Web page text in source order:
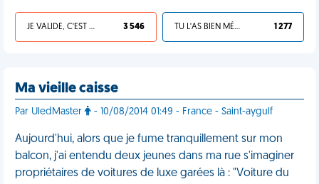
JE VALIDE, C'EST UNE VDM 3 546 TU L'AS BIEN MÉRITÉ 1 277
Ma vieille caisse
Par UledMaster - 10/08/2014 01:49 - France - Saint-aygulf
Aujourd'hui, alors que je fume tranquillement sur mon
balcon, j'ai entendu deux jeunes dans ma rue s'imaginer
propriétaires de voitures de luxe garées là : "Voiture du